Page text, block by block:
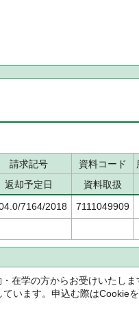
請求記号 資料コード
返却予定日
資料取扱
7164/2018
7111049909
在学の方からお受けいたしま
います。申込む際はCookie